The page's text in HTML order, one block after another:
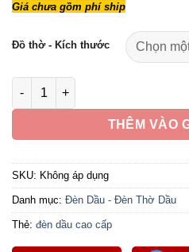
Giá chưa gồm phí ship
Đồ thờ - Kích thước
Đèn Dầu Hoa Sen Chữ Phật
THÊM VÀO
SKU: Không áp dụng
Danh mục: Đèn Dầu - Đèn Thờ Dầu
Thẻ: đèn dầu cao cấp